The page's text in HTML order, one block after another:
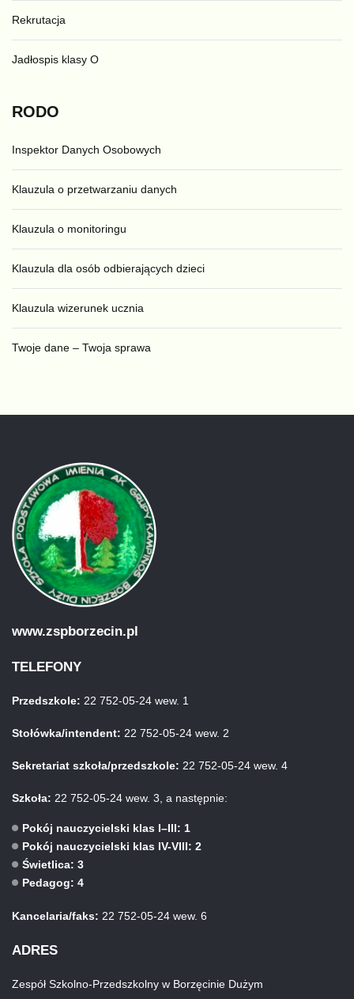
Rekrutacja
Jadłospis klasy O
RODO
Inspektor Danych Osobowych
Klauzula o przetwarzaniu danych
Klauzula o monitoringu
Klauzula dla osób odbierających dzieci
Klauzula wizerunek ucznia
Twoje dane – Twoja sprawa
www.zspborzecin.pl
TELEFONY
Przedszkole: 22 752-05-24 wew. 1
Stołówka/intendent: 22 752-05-24 wew. 2
Sekretariat szkoła/przedszkole: 22 752-05-24 wew. 4
Szkoła: 22 752-05-24 wew. 3, a następnie:
Pokój nauczycielski klas I–III: 1
Pokój nauczycielski klas IV-VIII: 2
Świetlica: 3
Pedagog: 4
Kancelaria/faks: 22 752-05-24 wew. 6
ADRES
Zespół Szkolno-Przedszkolny w Borzęcinie Dużym